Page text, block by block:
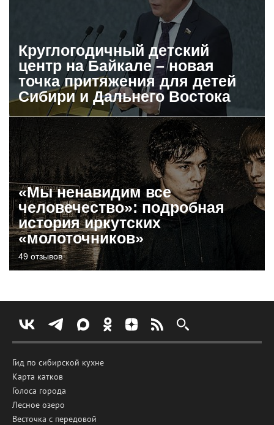
Круглогодичный детский
центр на Байкале – новая
точка притяжения для детей
Сибири и Дальнего Востока
«Мы ненавидим все
человечество»: подробная
история иркутских
«молоточников»
49 отзывов
Гид по сибирской кухне
Карта катков
Голоса города
Лесное озеро
Весточка с передовой